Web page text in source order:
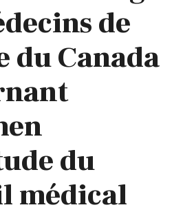
de
du Canada
du
médical